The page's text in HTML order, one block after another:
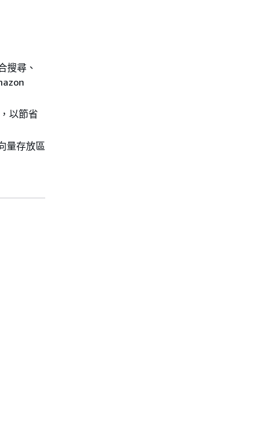
搜尋、
以節省
量存放區